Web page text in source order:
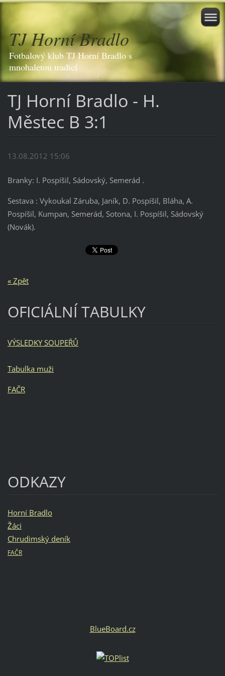
TJ Horní Bradlo
Fotbalový klub TJ Horní Bradlo s
mnohaletou tradicí
TJ Horní Bradlo - H.
Městec B 3:1
13.08.2012 15:06
Branky: I. Pospíšil, Sádovský, Semerád .
Sestava : Vykoukal Záruba, Janík, D. Pospíšil, Bláha, A.
Pospíšil, Kumpan, Semerád, Sotona, I. Pospíšil, Sádovský
(Novák).
« Zpět
OFICIÁLNÍ TABULKY
VÝSLEDKY SOUPEŘŮ
Tabulka muži
FAČR
ODKAZY
Horní Bradlo
Žáci
Chrudimský deník
FAČR
BlueBoard.cz